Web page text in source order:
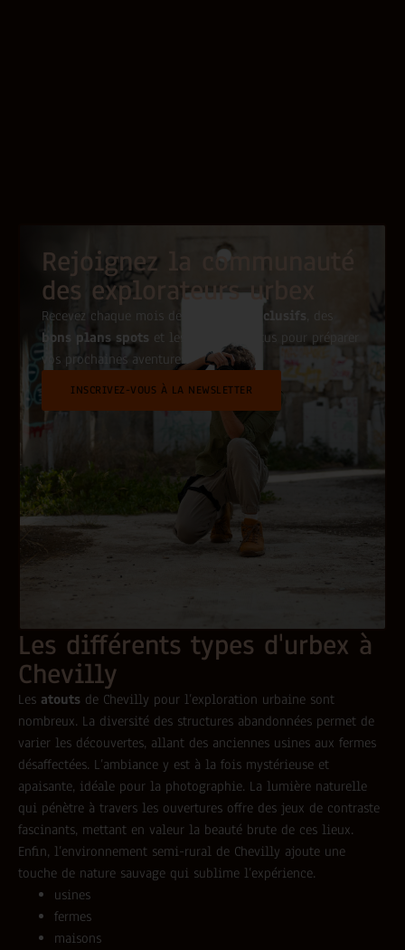
Rejoignez la communauté
des explorateurs urbex
Recevez chaque mois des conseils exclusifs
, des
bons plans spots et les dernières actus pour préparer
vos prochaines aventures.
INSCRIVEZ-VOUS À LA NEWSLETTER
Les différents types d'urbex à
Chevilly
Les atouts de Chevilly pour l’exploration urbaine sont
nombreux. La diversité des structures abandonnées permet de
varier les découvertes, allant des anciennes usines aux fermes
désaffectées. L’ambiance y est à la fois mystérieuse et
apaisante, idéale pour la photographie. La lumière naturelle
qui pénètre à travers les ouvertures offre des jeux de contraste
fascinants, mettant en valeur la beauté brute de ces lieux.
Enfin, l’environnement semi-rural de Chevilly ajoute une
touche de nature sauvage qui sublime l’expérience.
usines
fermes
maisons